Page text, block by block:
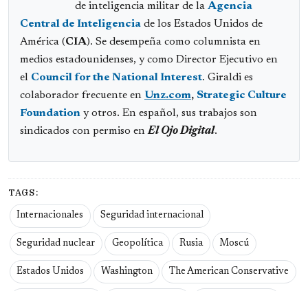
de inteligencia militar de la Agencia
Central de Inteligencia de los Estados Unidos de
América (CIA). Se desempeña como columnista en
medios estadounidenses, y como Director Ejecutivo en
el Council for the National Interest. Giraldi es
colaborador frecuente en Unz.com, Strategic Culture
Foundation y otros. En español, sus trabajos son
sindicados con permiso enEl Ojo Digital.
TAGS:
Internacionales Seguridad internacional
Seguridad nuclear Geopolítica Rusia Moscú
Estados Unidos Washington The American Conservative